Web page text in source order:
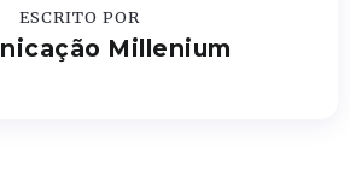
ESCRITO POR
Millenium